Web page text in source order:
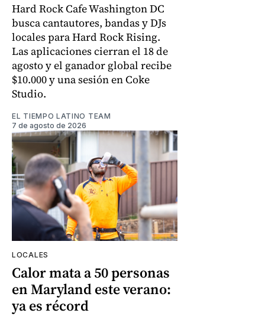
Hard Rock Cafe Washington DC
busca cantautores, bandas y DJs
locales para Hard Rock Rising.
Las aplicaciones cierran el 18 de
agosto y el ganador global recibe
$10.000 y una sesión en Coke
Studio.
EL TIEMPO LATINO TEAM
7 de agosto de 2026
LOCALES
Calor mata a 50 personas
en Maryland este verano:
ya es récord